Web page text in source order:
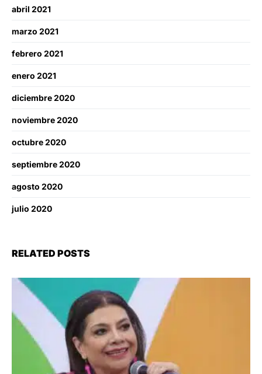
abril 2021
marzo 2021
febrero 2021
enero 2021
diciembre 2020
noviembre 2020
octubre 2020
septiembre 2020
agosto 2020
julio 2020
RELATED POSTS